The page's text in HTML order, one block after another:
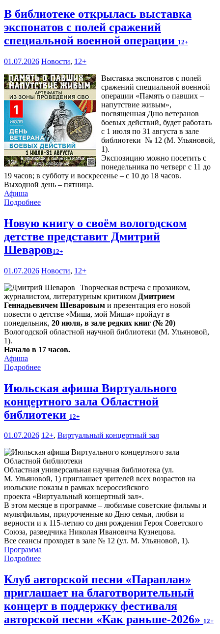
В библиотеке открылась выставка
экспонатов с полей сражений
специальной военной операции 12+
01.07.2026 Новости, 12+
Выставка экспонатов с полей
сражений специальной военной
операции «Память о павших –
напутствие живым»,
посвященная Дню ветеранов
боевых действий, будет работать
с 1 июля по 31 августа в зале
библиотеки № 12 (М. Ульяновой,
1).
Экспозицию можно посетить с
понедельника по четверг с 11 до
19 часов; в субботу и воскресенье – с 10 до 18 часов.
Выходной день – пятница.
Афиша
Подробнее
Новую книгу о своём вологодском
детстве представит Дмитрий
Шеваров12+
01.07.2026 Новости, 12+
Творческая встреча с прозаиком,
журналистом, литературным критиком Дмитрием
Геннадьевичем Шеваровым и презентация его новой
повести о детстве «Миша, мой Миша» пройдут в
понедельник, 20 июля, в зале редких книг (№ 20)
Вологодской областной научной библиотеки (М. Ульяновой,
1).
Начало в 17 часов.
Афиша
Подробнее
Июльская афиша Виртуального
концертного зала Областной
библиотеки 12+
01.07.2026 12+, Виртуальный концертный зал
Областная универсальная научная библиотека (ул.
М. Ульяновой, 1) приглашает зрителей всех возрастов на
июльские показы в рамках всероссийского
проекта «Виртуальный концертный зал».
В этом месяце в программе – любимые советские фильмы и
мультфильмы, приуроченные ко Дню семьи, любви и
верности и к 115-летию со дня рождения Героя Советского
Союза, разведчика Николая Ивановича Кузнецова.
Все сеансы проходят в зале № 12 (ул. М. Ульяновой, 1).
Программа
Подробнее
Клуб авторской песни «Параплан»
приглашает на благотворительный
концерт в поддержку фестиваля
авторской песни «Как раньше-2026» 12+